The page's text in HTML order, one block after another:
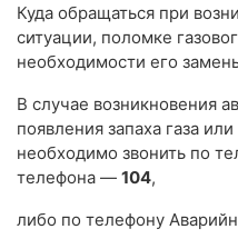
Куда обращаться при
ситуации, поломке
необходимости его
В случае возникновения
появления запаха газа
необходимо звонить по
телефона — 104,
либо по телефону